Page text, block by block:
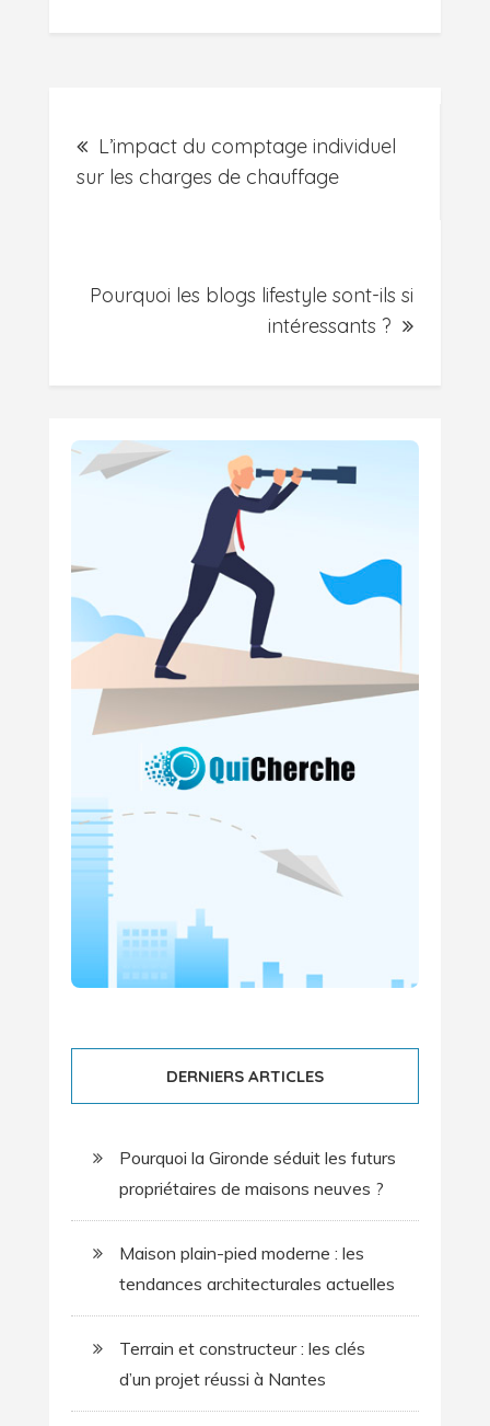
navigation
L’impact du comptage individuel
sur les charges de chauffage
Pourquoi les blogs lifestyle sont-ils si
intéressants ?
DERNIERS ARTICLES
Pourquoi la Gironde séduit les futurs
propriétaires de maisons neuves ?
Maison plain-pied moderne : les
tendances architecturales actuelles
Terrain et constructeur : les clés
d’un projet réussi à Nantes